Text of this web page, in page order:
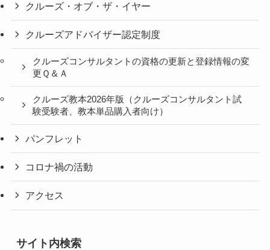
クルーズ・オブ・ザ・イヤー
クルーズアドバイザー認定制度
クルーズコンサルタントの資格の更新と登録情報の変
更Ｑ＆Ａ
クルーズ教本2026年版（クルーズコンサルタント試
験受験者、教本単品購入者向け）
パンフレット
コロナ禍の活動
アクセス
サイト内検索